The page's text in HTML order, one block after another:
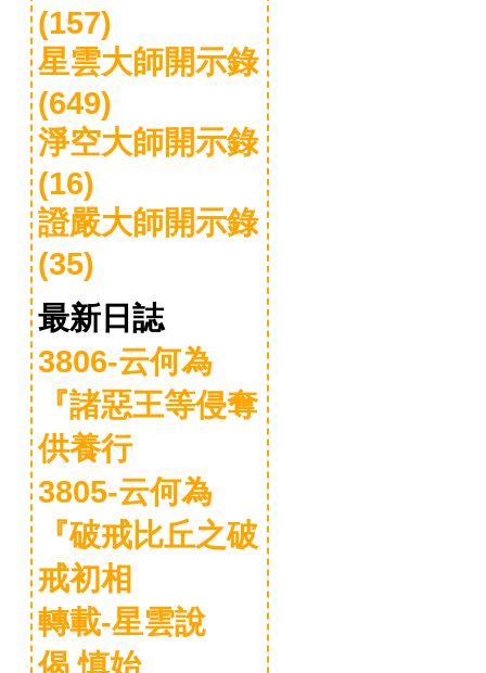
(157)
星雲大師開示錄
(649)
淨空大師開示錄
(16)
證嚴大師開示錄
(35)
最新日誌
3806-云何為
『諸惡王等侵奪
供養行
3805-云何為
『破戒比丘之破
戒初相
轉載-星雲說
偈 慎始